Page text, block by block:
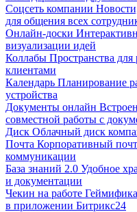
Соцсеть компании
для общения всех
Онлайн-доски
визуализации идей
Коллабы Пространства
клиентами
Календарь Планирование
устройства
Документы онлайн
совместной работы с
Диск Облачный диск
Почта Корпоративный
коммуникации
База знаний 2.0 Удобное
и документации
Чекин на работе
в приложении Битрикс24